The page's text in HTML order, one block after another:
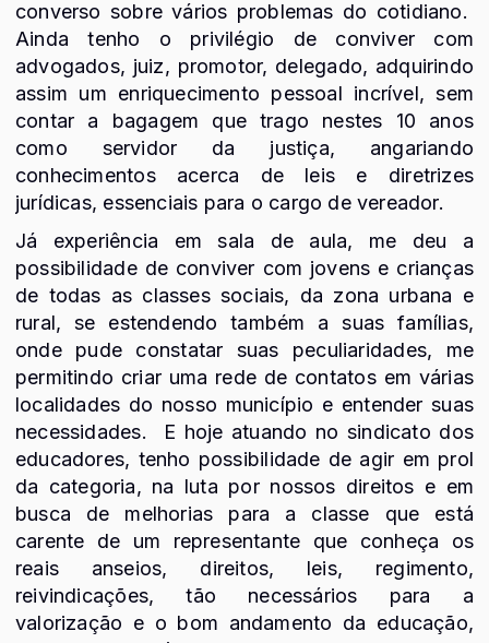
converso sobre vários problemas do cotidiano.
Ainda tenho o privilégio de conviver com
advogados, juiz, promotor, delegado, adquirindo
assim um enriquecimento pessoal incrível, sem
contar a bagagem que trago nestes 10 anos
como servidor da justiça, angariando
conhecimentos acerca de leis e diretrizes
jurídicas, essenciais para o cargo de vereador.
Já experiência em sala de aula, me deu a
possibilidade de conviver com jovens e crianças
de todas as classes sociais, da zona urbana e
rural, se estendendo também a suas famílias,
onde pude constatar suas peculiaridades, me
permitindo criar uma rede de contatos em várias
localidades do nosso município e entender suas
necessidades. E hoje atuando no sindicato dos
educadores, tenho possibilidade de agir em prol
da categoria, na luta por nossos direitos e em
busca de melhorias para a classe que está
carente de um representante que conheça os
reais anseios, direitos, leis, regimento,
reivindicações, tão necessários para a
valorização e o bom andamento da educação,